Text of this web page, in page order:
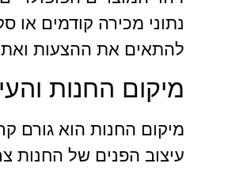
נתוני מכירה קודמים או
להתאים את ההצעות ואת
מיקום החנות
מיקום החנות הוא גורם
עיצוב הפנים של החנות